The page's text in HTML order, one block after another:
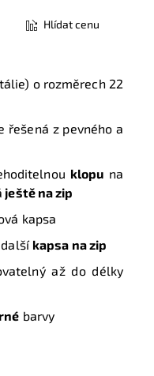
Hlídat cenu
o rozměrech 22
řešená z pevného a
klopu na
ještě na zip
kapsa
kapsa na zip
až do délky
barvy